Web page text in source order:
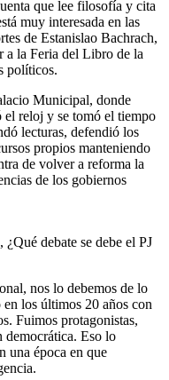
que lee filosofía y cita
muy interesada en las
de Estanislao Bachrach,
a la Feria del Libro de la
políticos.
Municipal, donde
el reloj y se tomó el tiempo
lecturas, defendió los
propios manteniendo
de volver a reforma la
de los gobiernos
debate se debe el PJ
nos lo debemos de lo
los últimos 20 años con
Fuimos protagonistas,
democrática. Eso lo
una época en que